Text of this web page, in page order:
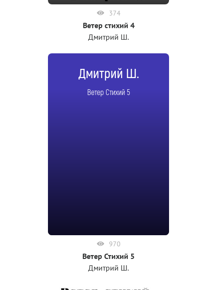
374
Ветер стихий 4
Дмитрий Ш.
Дмитрий Ш.
Ветер Стихий 5
970
Ветер Стихий 5
Дмитрий Ш.